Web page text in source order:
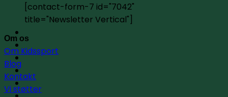
[contact-form-7 id="7042"
title="Newsletter Vertical"]
Om os
Om Kidssport
Blog
Kontakt
Vi støtter